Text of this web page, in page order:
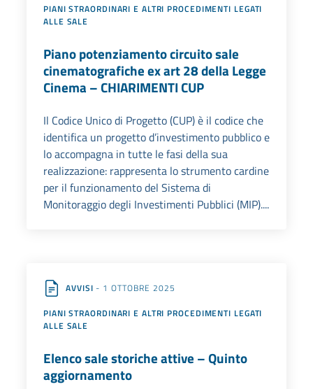
PIANI STRAORDINARI E ALTRI PROCEDIMENTI LEGATI
ALLE SALE
Piano potenziamento circuito sale
cinematografiche ex art 28 della Legge
Cinema – CHIARIMENTI CUP
Il Codice Unico di Progetto (CUP) è il codice che
identifica un progetto d’investimento pubblico e
lo accompagna in tutte le fasi della sua
realizzazione: rappresenta lo strumento cardine
per il funzionamento del Sistema di
Monitoraggio degli Investimenti Pubblici (MIP)....
AVVISI - 1 OTTOBRE 2025
PIANI STRAORDINARI E ALTRI PROCEDIMENTI LEGATI
ALLE SALE
Elenco sale storiche attive – Quinto
aggiornamento